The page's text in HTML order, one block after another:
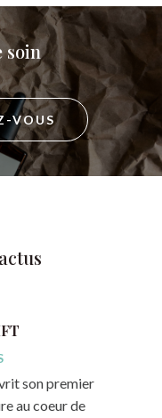
soin
VOUS
son premier
au coeur de